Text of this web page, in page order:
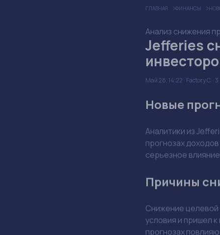
Анализ снижения
Jefferies
Май 28, 14:22 Factory C.
Новые
Аналитики из
прогнозах
серьезное
Причины
Снижение
условия и пришел
прогнозах